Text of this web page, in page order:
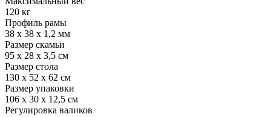
120 кг
Профиль рамы
38 х 38 х 1,2 мм
Размер скамьи
95 х 28 х 3,5 см
Размер стола
130 х 52 х 62 см
Размер упаковки
106 х 30 х 12,5 см
Регулировка валиков